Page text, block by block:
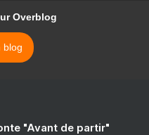
Overblog
blog
"Avant de partir"